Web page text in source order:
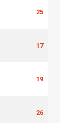
25
17
19
26